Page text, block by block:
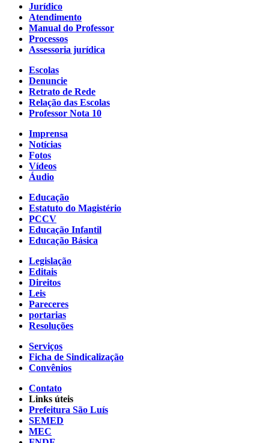
Jurídico
Atendimento
Manual do Professor
Processos
Assessoria jurídica
Escolas
Denuncie
Retrato de Rede
Relação das Escolas
Professor Nota 10
Imprensa
Notícias
Fotos
Vídeos
Áudio
Educação
Estatuto do Magistério
PCCV
Educação Infantil
Educação Básica
Legislação
Editais
Direitos
Leis
Pareceres
portarias
Resoluções
Serviços
Ficha de Sindicalização
Convênios
Contato
Links úteis
Prefeitura São Luís
SEMED
MEC